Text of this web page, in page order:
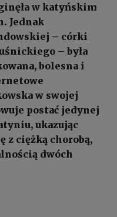
w katyńskim
Jednak
– córki
– była
bolesna i
w swojej
postać jedynej
ukazując
z ciężką chorobą,
dwóch